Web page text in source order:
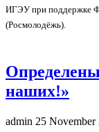
ИГЭУ при поддержке
(Росмолодёжь).
наших!»
admin 25 November